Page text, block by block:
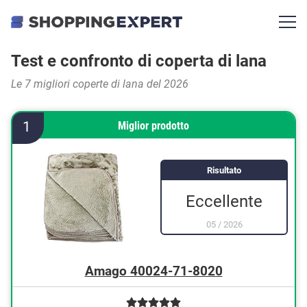
Test e confronto di coperta di lana
Le 7 migliori coperte di lana del 2026
1 Miglior prodotto
Risultato
Eccellente
05/ 2026
Amago 40024-71-8020